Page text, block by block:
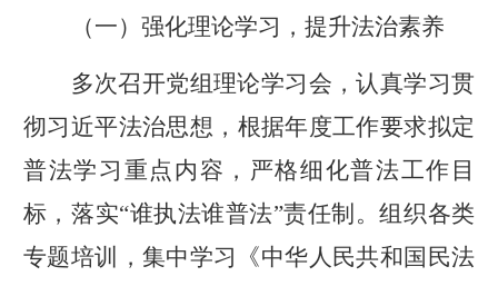
（一） 强化理论学习，提升法治素养
多次召开党组理论学习会，认真学习贯
彻习近平法治思想 ，根据年度工作要求拟定
普法学习重点内容，严格细化普法工作目
标，落实“谁执法谁普法”责任制。组织各类
专题培训，集中学习《中华人民共和国民法